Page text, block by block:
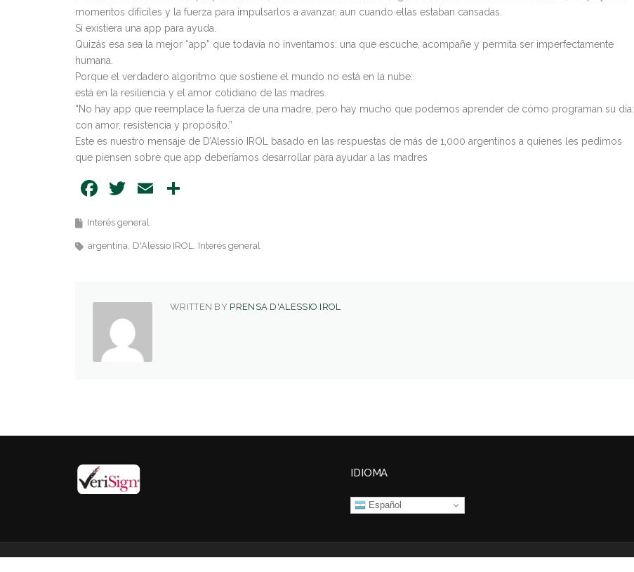
momentos difíciles y la fuerza para impulsarlos a avanzar, aun cuando ellas estaban cansadas.
Si existiera una app para ayuda.
Quizás esa sea la mejor “app” que todavía no inventamos: una que escuche, acompañe y permita ser imperfectamente
humana.
Porque el verdadero algoritmo que sostiene el mundo no está en la nube:
está en la resiliencia y el amor cotidiano de las madres.
“No hay app que reemplace la fuerza de una madre, pero hay mucho que podemos aprender de cómo programan su día:
con amor, resistencia y propósito.”
Este es nuestro mensaje de D’Alessio IROL basado en las respuestas de más de 1,000 argentinos a quienes les pedimos
que piensen sobre que app deberíamos desarrollar para ayudar a las madres
Facebook
Twitter
Email
Interés general
argentina D'Alessio IROL Interés general
WRITTEN BY PRENSA D'ALESSIO IROL
IDIOMA
Español